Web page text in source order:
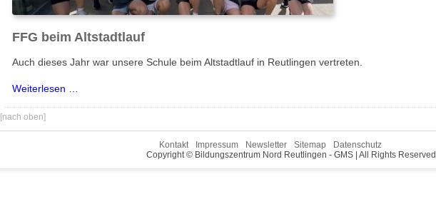
FFG beim Altstadtlauf
Auch dieses Jahr war unsere Schule beim Altstadtlauf in Reutlingen vertreten.
Weiterlesen …
[nach oben]
überspringen
Kontakt Impressum Newsletter Sitemap
Datenschutz
Copyright © Bildungszentrum Nord Reutlingen - GMS | All Rights Reserved